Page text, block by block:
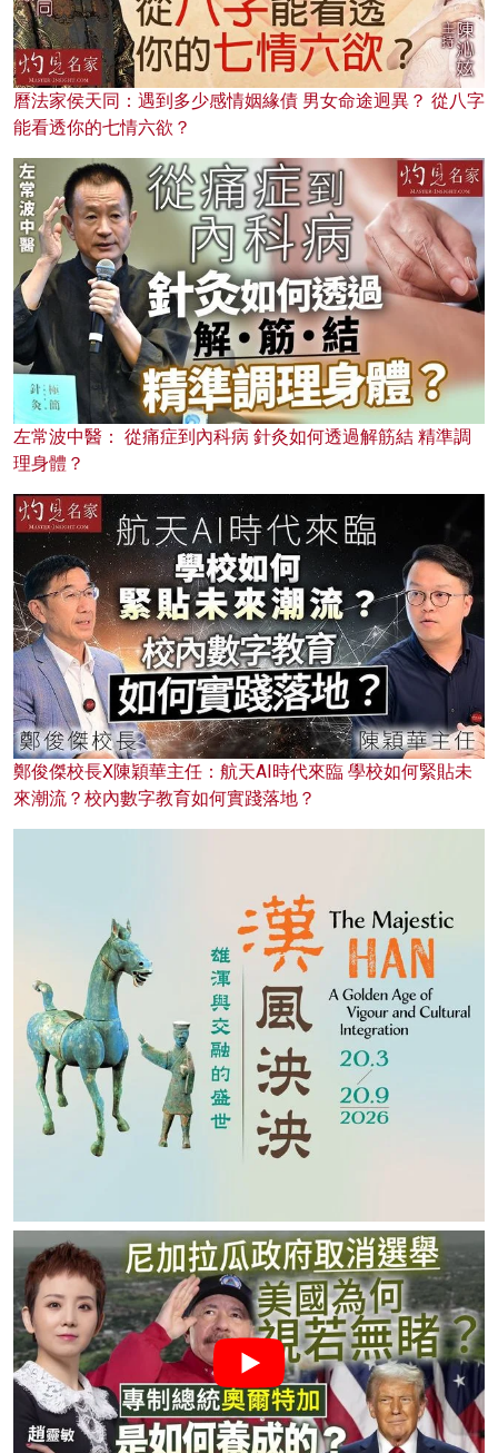
曆法家侯天同：遇到多少感情姻緣債 男女命途迥異？ 從八字
能看透你的七情六欲？
左常波中醫： 從痛症到內科病 針灸如何透過解筋結 精準調
理身體？
鄭俊傑校長X陳穎華主任：航天AI時代來臨 學校如何緊貼未
來潮流？校內數字教育如何實踐落地？